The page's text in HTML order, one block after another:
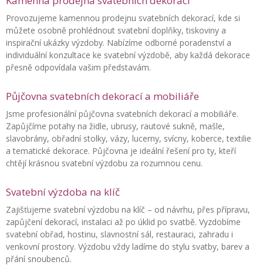
Provozujeme kamennou prodejnu svatebních dekorací, kde si
můžete osobně prohlédnout svatební doplňky, tiskoviny a
inspirační ukázky výzdoby. Nabízíme odborné poradenství a
individuální konzultace ke svatební výzdobě, aby každá dekorace
přesně odpovídala vašim představám.
Půjčovna svatebních dekorací a mobiliáře
Jsme profesionální půjčovna svatebních dekorací a mobiliáře.
Zapůjčíme potahy na židle, ubrusy, rautové sukně, mašle,
slavobrány, obřadní stolky, vázy, lucerny, svícny, koberce, textilie
a tematické dekorace. Půjčovna je ideální řešení pro ty, kteří
chtějí krásnou svatební výzdobu za rozumnou cenu.
Svatební výzdoba na klíč
Zajišťujeme svatební výzdobu na klíč – od návrhu, přes přípravu,
zapůjčení dekorací, instalaci až po úklid po svatbě. Vyzdobíme
svatební obřad, hostinu, slavnostní sál, restauraci, zahradu i
venkovní prostory. Výzdobu vždy ladíme do stylu svatby, barev a
přání snoubenců.